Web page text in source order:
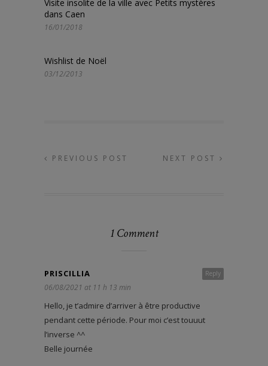
Visite insolite de la ville avec Petits mystères
dans Caen
16/01/2018
Wishlist de Noël
03/12/2013
PREVIOUS POST NEXT POST
1 Comment
Reply
PRISCILLIA
06/08/2021 at 11 h 13 min
Hello, je t’admire d’arriver à être productive
pendant cette période. Pour moi c’est touuut
l’inverse ^^
Belle journée